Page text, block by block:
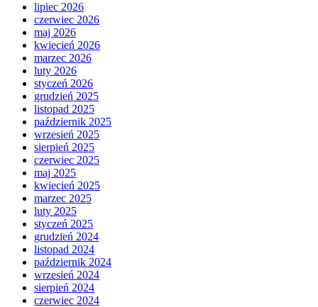
lipiec 2026
czerwiec 2026
maj 2026
kwiecień 2026
marzec 2026
luty 2026
styczeń 2026
grudzień 2025
listopad 2025
październik 2025
wrzesień 2025
sierpień 2025
czerwiec 2025
maj 2025
kwiecień 2025
marzec 2025
luty 2025
styczeń 2025
grudzień 2024
listopad 2024
październik 2024
wrzesień 2024
sierpień 2024
czerwiec 2024